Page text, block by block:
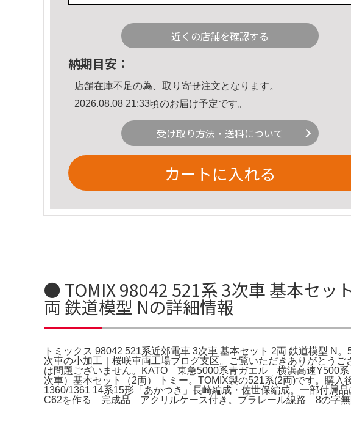
近くの店舗を確認する
納期目安：
店舗在庫不足の為、取り寄せ注文となります。
2026.08.08 21:33頃のお届け予定です。
受け取り方法・送料について
カートに入れる
● TOMIX 98042 521系 3次車 基本セッ
両 鉄道模型 Nの詳細情報
トミックス 98042 521系近郊電車 3次車 基本セット 2両 鉄道模型 N
次車の小加工｜桜咲車両工場ブログ支区。ご覧いただきありがとう
は問題ございません。KATO 東急5000系青ガエル 横浜高速Y500
次車）基本セット（2両） トミー。TOMIX製の521系(2両)です。購
1360/1361 14系15形「あかつき」長崎編成・佐世保編成。一部付属
C62を作る 完成品 アクリルケース付き。プラレール線路 8の字